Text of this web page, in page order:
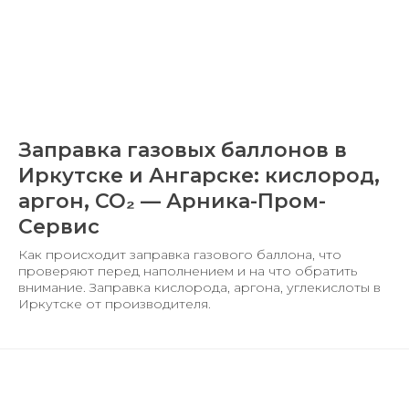
Заправка газовых баллонов в
Иркутске и Ангарске: кислород,
аргон, CO₂ — Арника-Пром-
Сервис
Как происходит заправка газового баллона, что
проверяют перед наполнением и на что обратить
внимание. Заправка кислорода, аргона, углекислоты в
Иркутске от производителя.